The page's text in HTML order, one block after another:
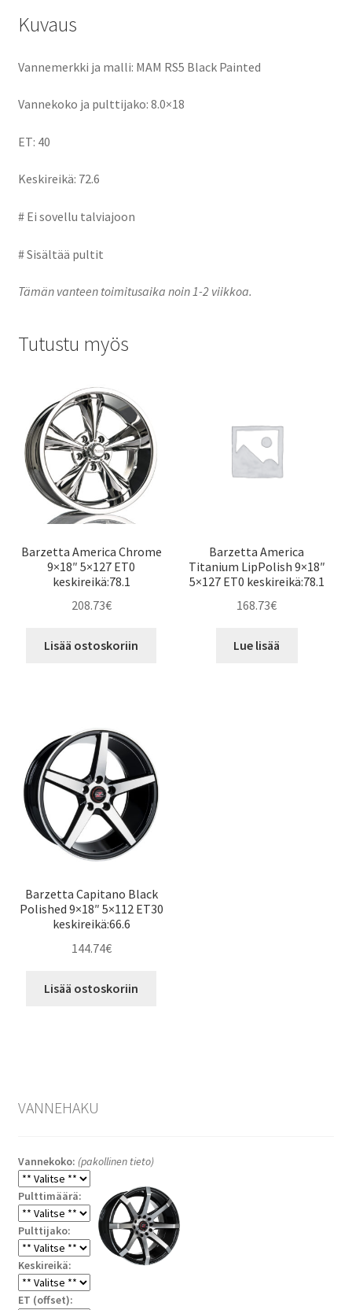
Kuvaus
Vannemerkki ja malli: MAM RS5 Black Painted
Vannekoko ja pulttijako: 8.0×18
ET: 40
Keskireikä: 72.6
# Ei sovellu talviajoon
# Sisältää pultit
Tämän vanteen toimitusaika noin 1-2 viikkoa.
Tutustu myös
Barzetta America Chrome
9×18″ 5×127 ET0
keskireikä:78.1
208.73€
Lisää ostoskoriin
Barzetta America
Titanium LipPolish 9×18″
5×127 ET0 keskireikä:78.1
168.73€
Lue lisää
Barzetta Capitano Black
Polished 9×18″ 5×112 ET30
keskireikä:66.6
144.74€
Lisää ostoskoriin
VANNEHAKU
Vannekoko: (pakollinen tieto)
Pulttimäärä:
Pulttijako:
Keskireikä:
ET (offset):